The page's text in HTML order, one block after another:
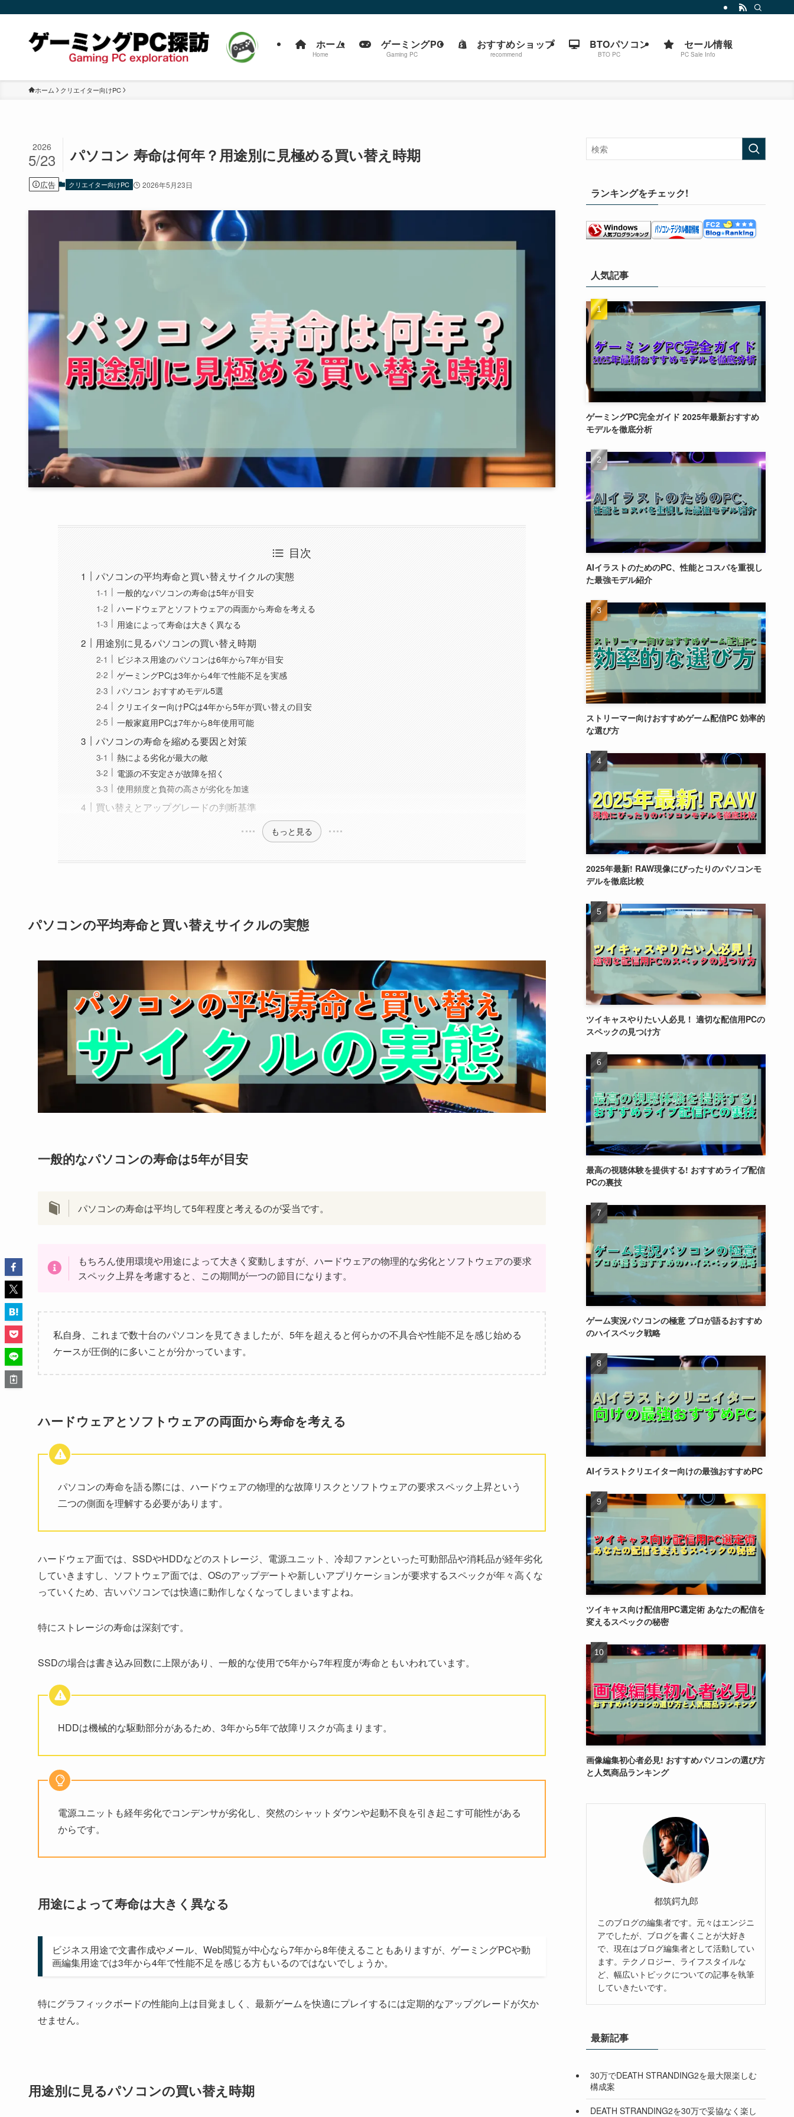
ホーム
Home
ゲーミングPC
Gaming PC
おすすめショップ
recommend
BTOパソコン
BTO PC
セール情報
PC Sale Info
ホーム クリエイター向けPC
パソコン 寿命は何年？用途別に見極める買い替え時期
2026
5/23
広告 クリエイター向けPC 2026年5月23日
目次
パソコンの平均寿命と買い替えサイクルの実態
一般的なパソコンの寿命は5年が目安
ハードウェアとソフトウェアの両面から寿命を考える
用途によって寿命は大きく異なる
用途別に見るパソコンの買い替え時期
ビジネス用途のパソコンは6年から7年が目安
ゲーミングPCは3年から4年で性能不足を実感
パソコン おすすめモデル5選
クリエイター向けPCは4年から5年が買い替えの目安
一般家庭用PCは7年から8年使用可能
パソコンの寿命を縮める要因と対策
熱による劣化が最大の敵
電源の不安定さが故障を招く
使用頻度と負荷の高さが劣化を加速
買い替えとアップグレードの判断基準
もっと見る
パソコンの平均寿命と買い替えサイクルの実態
一般的なパソコンの寿命は5年が目安
パソコンの寿命は平均して5年程度と考えるのが妥当です。
もちろん使用環境や用途によって大きく変動しますが、ハードウェアの物理的な劣化とソフトウェアの要求
スペック上昇を考慮すると、この期間が一つの節目になります。
私自身、これまで数十台のパソコンを見てきましたが、5年を超えると何らかの不具合や性能不足を感じ始める
ケースが圧倒的に多いことが分かっています。
ハードウェアとソフトウェアの両面から寿命を考える
パソコンの寿命を語る際には、ハードウェアの物理的な故障リスクとソフトウェアの要求スペック上昇という
二つの側面を理解する必要があります。
ハードウェア面では、SSDやHDDなどのストレージ、電源ユニット、冷却ファンといった可動部品や消耗品が経年劣化
していきますし、ソフトウェア面では、OSのアップデートや新しいアプリケーションが要求するスペックが年々高くな
っていくため、古いパソコンでは快適に動作しなくなってしまいますよね。
特にストレージの寿命は深刻です。
SSDの場合は書き込み回数に上限があり、一般的な使用で5年から7年程度が寿命ともいわれています。
HDDは機械的な駆動部分があるため、3年から5年で故障リスクが高まります。
電源ユニットも経年劣化でコンデンサが劣化し、突然のシャットダウンや起動不良を引き起こす可能性がある
からです。
用途によって寿命は大きく異なる
ビジネス用途で文書作成やメール、Web閲覧が中心なら7年から8年使えることもありますが、ゲーミングPCや動
画編集用途では3年から4年で性能不足を感じる方もいるのではないでしょうか。
特にグラフィックボードの性能向上は目覚ましく、最新ゲームを快適にプレイするには定期的なアップグレードが欠か
せません。
用途別に見るパソコンの買い替え時期
ランキングをチェック!
人気記事
ゲーミングPC完全ガイド 2025年最新おすすめ
モデルを徹底分析
AIイラストのためのPC、性能とコスパを重視し
た最強モデル紹介
ストリーマー向けおすすめゲーム配信PC 効率的
な選び方
2025年最新! RAW現像にぴったりのパソコンモ
デルを徹底比較
ツイキャスやりたい人必見！ 適切な配信用PCの
スペックの見つけ方
最高の視聴体験を提供する! おすすめライブ配信
PCの裏技
ゲーム実況パソコンの極意 プロが語るおすすめ
のハイスペック戦略
AIイラストクリエイター向けの最強おすすめPC
ツイキャス向け配信用PC選定術 あなたの配信を
変えるスペックの秘密
画像編集初心者必見! おすすめパソコンの選び方
と人気商品ランキング
都筑鍔九郎
このブログの編集者です。元々はエンジニ
アでしたが、ブログを書くことが大好き
で、現在はブログ編集者として活動してい
ます。テクノロジー、ライフスタイルな
ど、幅広いトピックについての記事を執筆
していきたいです。
最新記事
30万でDEATH STRANDING2を最大限楽しむ
構成案
DEATH STRANDING2を30万で妥協なく楽し